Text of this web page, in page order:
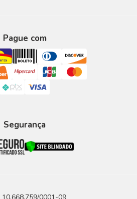
Pague com
Segurança